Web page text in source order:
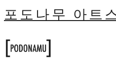
포도나무 아트